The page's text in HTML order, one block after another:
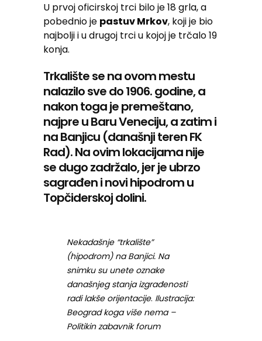
U prvoj oficirskoj trci bilo je 18 grla, a
pobednio je pastuv Mrkov, koji je bio
najbolji i u drugoj trci u kojoj je trčalo 19
konja.
Trkalište se na ovom mestu
nalazilo sve do 1906. godine, a
nakon toga je premeštano,
najpre u Baru Veneciju, a zatim i
na Banjicu (današnji teren FK
Rad). Na ovim lokacijama nije
se dugo zadržalo, jer je ubrzo
sagrađen i novi hipodrom u
Topčiderskoj dolini.
Nekadašnje “trkalište”
(hipodrom) na Banjici. Na
snimku su unete oznake
današnjeg stanja izgrađenosti
radi lakše orijentacije. Ilustracija:
Beograd koga više nema –
Politikin zabavnik forum